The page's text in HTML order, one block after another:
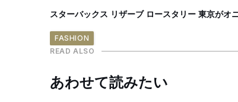
スターバックス リザーブ ロースタリー 東京がオ
FASHION
READ ALSO
あわせて読みたい